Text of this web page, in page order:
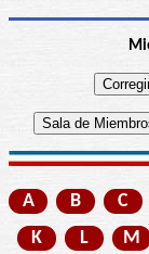
A B C
K
L M